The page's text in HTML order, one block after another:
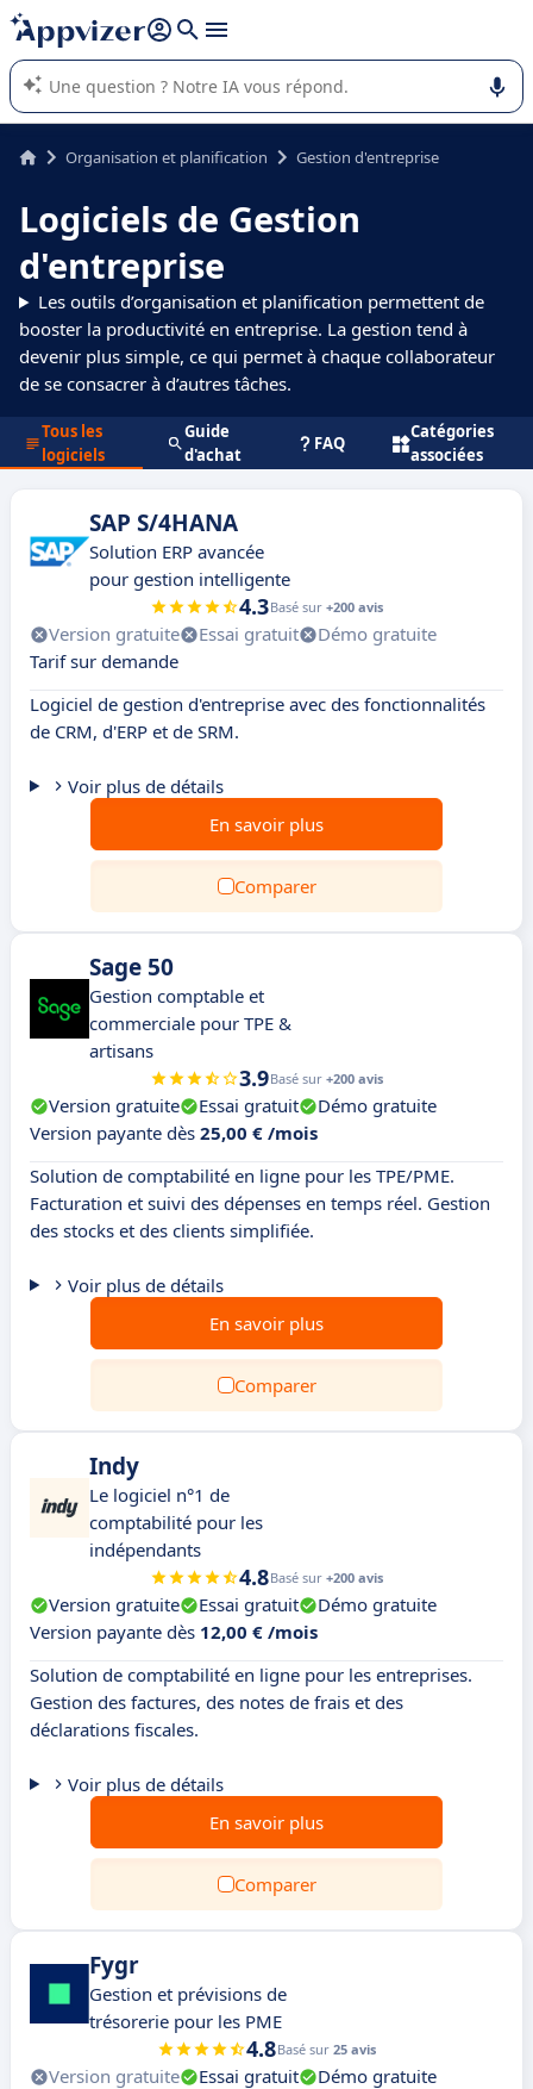
répondre (plusieurs lignes avec
L'IA de Appvizer vous guide dans l'utilisation ou la sélection de
logiciel SaaS en entreprise.
Organisation et planification Gestion d'entreprise
Logiciels de Gestion
d'entreprise
Les outils d’organisation et planification permettent de
booster la productivité en entreprise. La gestion tend à
devenir plus simple, ce qui permet à chaque collaborateur
de se consacrer à d’autres tâches.
Tous les
logiciels
Guide
d'achat
FAQ
Catégories
associées
SAP S/4HANA
Solution ERP avancée
pour gestion intelligente
4.3Basé sur +200 avis
Version gratuite Essai gratuit
Démo gratuite
Tarif sur demande
Logiciel de gestion d'entreprise avec des fonctionnalités
de CRM, d'ERP et de SRM.
Voir plus de détails
En savoir plus
Comparer
Sage 50
Gestion comptable et
commerciale pour TPE &
artisans
3.9Basé sur +200 avis
Version gratuite Essai gratuit
Démo gratuite
Version payante dès 25,00 € /mois
Solution de comptabilité en ligne pour les TPE/PME.
Facturation et suivi des dépenses en temps réel. Gestion
des stocks et des clients simplifiée.
Voir plus de détails
En savoir plus
Comparer
Indy
Le logiciel n°1 de
comptabilité pour les
indépendants
4.8Basé sur +200 avis
Version gratuite Essai gratuit
Démo gratuite
Version payante dès 12,00 € /mois
Solution de comptabilité en ligne pour les entreprises.
Gestion des factures, des notes de frais et des
déclarations fiscales.
Voir plus de détails
En savoir plus
Comparer
Fygr
Gestion et prévisions de
trésorerie pour les PME
4.8Basé sur 25 avis
Version gratuite Essai gratuit
Démo gratuite